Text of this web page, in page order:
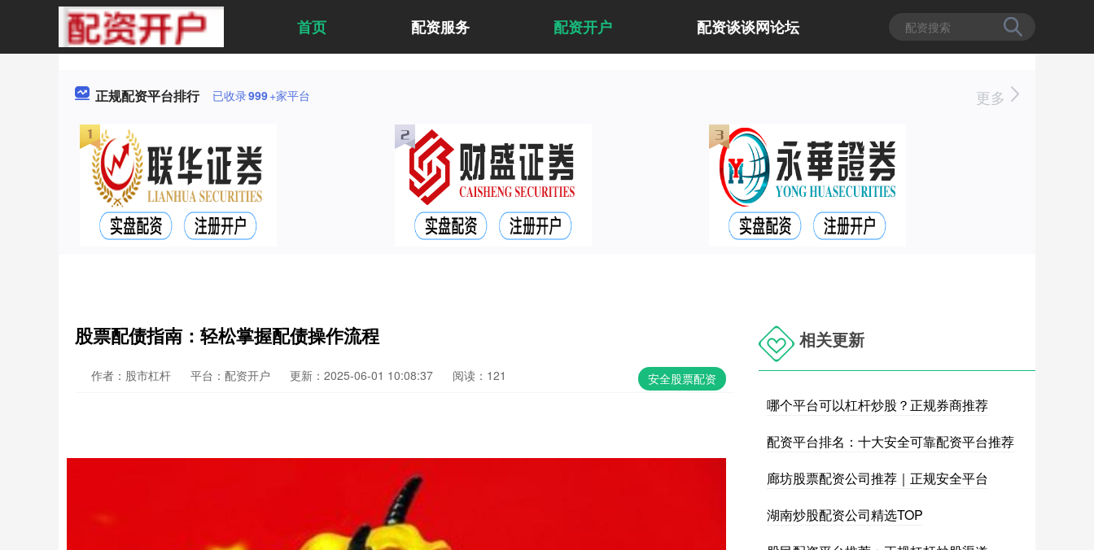
首页 配资服务 配资开户 配资谈谈网论坛
正规配资平台排行 已收录999+家平台 更多
股票配债指南：轻松掌握配债操作流程
安全股票配资
作者：股市杠杆 平台：配资开户 更新：2025-06-01 10:08:37 阅读：121
相关更新
哪个平台可以杠杆炒股？正规券商推荐
配资平台排名：十大安全可靠配资平台推荐
廊坊股票配资公司推荐｜正规安全平台
湖南炒股配资公司精选TOP